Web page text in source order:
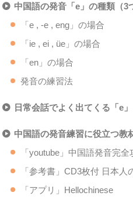
中国語の発音「e」の種類（3
「e , -e , eng」の場合
「ie , ei , üe」の場合
「en」の場合
発音の練習法
日常会話でよく出てくる「e
中国語の発音練習に役立つ教
「youtube」中国語発音完全
「参考書」CD3枚付 日本
「アプリ」Hellochinese